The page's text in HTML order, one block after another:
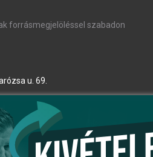
forrásmegjelöléssel szabadon
u. 69.
(kdnp[at]kdnp[dot]hu)